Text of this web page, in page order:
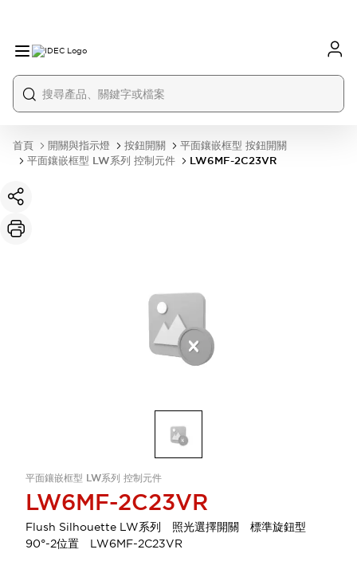
首頁 開關與指示燈 按鈕開關
平面鑲嵌框型 按鈕開關
平面鑲嵌框型 LW系列 控制元件
LW6MF-2C23VR
平面鑲嵌框型 LW系列 控制元件
LW6MF-2C23VR
Flush Silhouette LW系列 照光選擇開關 標準旋鈕型
90°-2位置 LW6MF-2C23VR